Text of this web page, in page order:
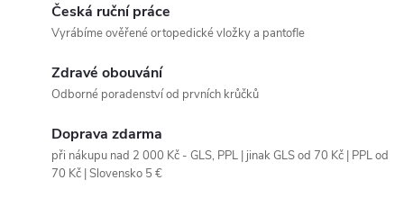
Česká ruční práce
Vyrábíme ověřené ortopedické vložky a pantofle
Zdravé obouvání
Odborné poradenství od prvních krůčků
Doprava zdarma
při nákupu nad 2 000 Kč - GLS, PPL | jinak GLS od 70 Kč | PPL od
70 Kč | Slovensko 5 €